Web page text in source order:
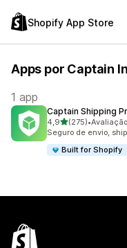
Shopify App Store
Apps por Captain
1 app
Captain Shipping
4,9de 5 estrelas
(275)
275 avaliações ao
•
Seguro de envio,
Built for Shopify